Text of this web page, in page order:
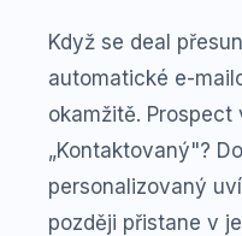
Když se deal
automatické e-
okamžitě. Prospect
„Kontaktovaný"?
personalizovaný
později přistane v